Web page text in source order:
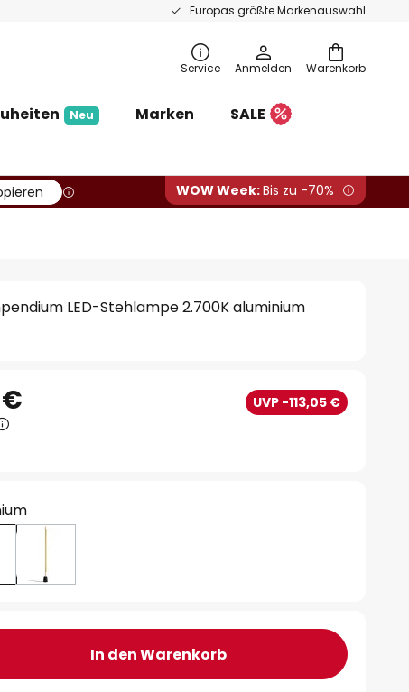
Europas größte Markenauswahl
Warenkorb
Service Anmelden
Neu Marken
SALE
WOW Week:Bis zu -70%
LED-Stehlampe 2.700K aluminium
€ UVP -113,05 €
In den Warenkorb